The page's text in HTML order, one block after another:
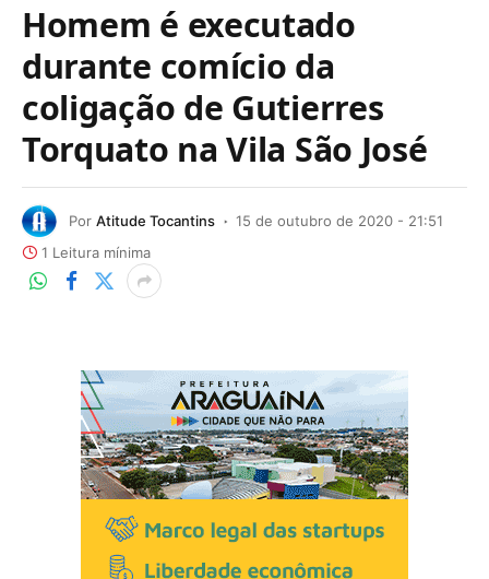
Homem é executado
durante comício da
coligação de Gutierres
Torquato na Vila São José
Por Atitude Tocantins
15 de outubro de 2020 - 21:51
1 Leitura mínima